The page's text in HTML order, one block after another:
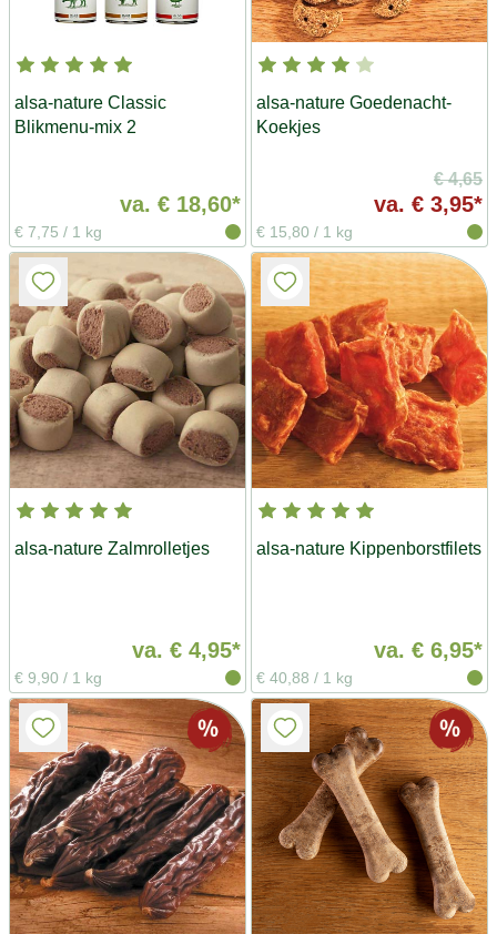
alsa-nature Classic
Blikmenu-mix 2
va. € 18,60*
€ 7,75 / 1 kg
alsa-nature Goedenacht-
Koekjes
€ 4,65
va. € 3,95*
€ 15,80 / 1 kg
alsa-nature Zalmrolletjes
va. € 4,95*
€ 9,90 / 1 kg
alsa-nature Kippenborstfilets
va. € 6,95*
€ 40,88 / 1 kg